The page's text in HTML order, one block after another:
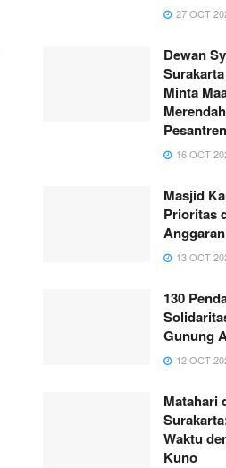
27 OCT
Dewan
Minta
Pesantren
16 OCT
Masjid
Prioritas
Anggaran
13 OCT
130
Gunung
12 OCT
Matahari
Waktu
Kuno